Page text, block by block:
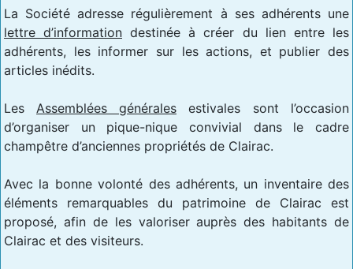
La Société adresse régulièrement à ses adhérents une
lettre d’information destinée à créer du lien entre les
adhérents, les informer sur les actions, et publier des
articles inédits.
Les Assemblées générales estivales sont l’occasion
d’organiser un pique-nique convivial dans le cadre
champêtre d’anciennes propriétés de Clairac.
Avec la bonne volonté des adhérents, un inventaire des
éléments remarquables du patrimoine de Clairac est
proposé, afin de les valoriser auprès des habitants de
Clairac et des visiteurs.